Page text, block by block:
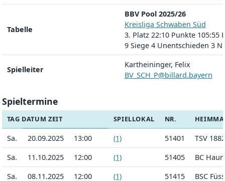
Tabelle
BBV Pool 2025/26
Kreisliga Schwaben Süd
3. Platz 22:10 Punkte 105:55
9 Siege 4 Unentschieden 3
Spielleiter
Kartheininger, Felix
BV_SCH_P@billard.bayern
Spieltermine
TAG DATUM ZEIT SPIELLOKAL NR.
Sa. 20.09.2025 13:00 (1) 51401
TSV
Sa.
11.10.2025 12:00 (1) 51405
BC
Sa.
08.11.2025 12:00 (1) 51415
BSC